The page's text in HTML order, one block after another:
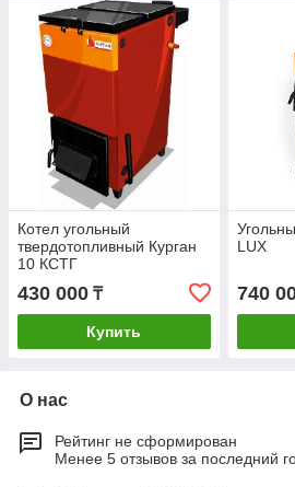
Котел угольный
твердотопливный Курган
10 КСТГ
430 000 ₸
Купить
LUX
740
О нас
Рейтинг не сформирован
Менее 5 отзывов за последний